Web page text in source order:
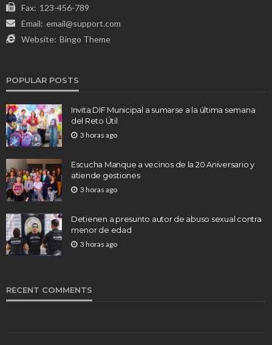
Fax: 123-456-789
Email: email@support.com
Website: Bingo Theme
POPULAR POSTS
Invita DIF Municipal a sumarse a la última semana
del Reto Útil
3 horas ago
Escucha Manque a vecinos de la 20 Aniversario y
atiende gestiones
3 horas ago
Detienen a presunto autor de abuso sexual contra
menor de edad
3 horas ago
RECENT COMMENTS